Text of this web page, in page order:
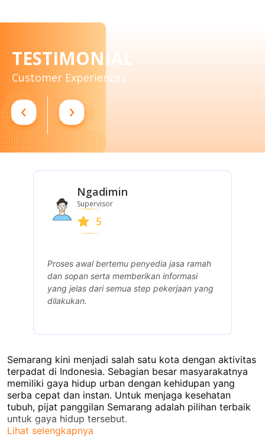
TESTIMONIAL
Customer Experiences
Ngadimin
Supervisor
5
Proses awal bertemu penyedia jasa ramah
dan sopan serta memberikan informasi
yang jelas dari semua step pekerjaan yang
dilakukan.
Semarang kini menjadi salah satu kota dengan aktivitas
terpadat di Indonesia. Sebagian besar masyarakatnya
memiliki gaya hidup urban dengan kehidupan yang
serba cepat dan instan. Untuk menjaga kesehatan
tubuh, pijat panggilan Semarang adalah pilihan terbaik
untuk gaya hidup tersebut.
Lihat selengkapnya